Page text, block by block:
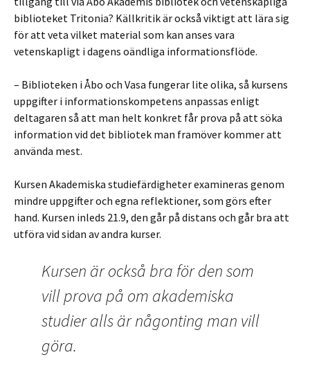
biblioteket Tritonia? Källkritik är också viktigt att lära sig
för att veta vilket material som kan anses vara
vetenskapligt i dagens oändliga informationsflöde.
– Biblioteken i Åbo och Vasa fungerar lite olika, så kursens
uppgifter i informationskompetens anpassas enligt
deltagaren så att man helt konkret får prova på att söka
information vid det bibliotek man framöver kommer att
använda mest.
Kursen Akademiska studiefärdigheter examineras genom
mindre uppgifter och egna reflektioner, som görs efter
hand. Kursen inleds 21.9, den går på distans och går bra att
utföra vid sidan av andra kurser.
Kursen är också bra för den som
vill prova på om akademiska
studier alls är någonting man vill
göra.